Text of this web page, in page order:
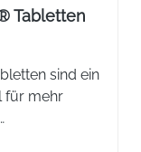
Tabletten
sind ein
für mehr
Für Muskeln